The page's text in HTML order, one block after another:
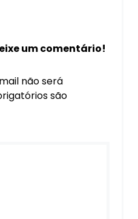
um comentário!
não será
são